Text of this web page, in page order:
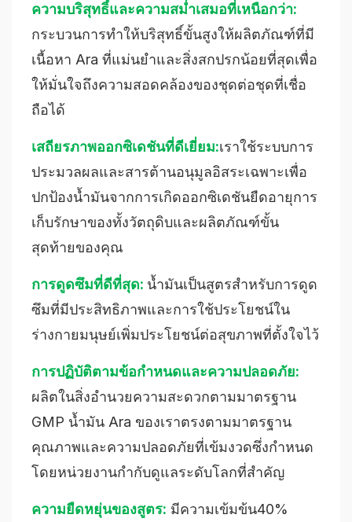
ความบริสุทธิ์และความสม่ำเสมอที่เหนือกว่า:
กระบวนการทำให้บริสุทธิ์ขั้นสูงให้ผลิตภัณฑ์ที่มี
เนื้อหา Ara ที่แม่นยำและสิ่งสกปรกน้อยที่สุดเพื่อ
ให้มั่นใจถึงความสอดคล้องของชุดต่อชุดที่เชื่อ
ถือได้
เสถียรภาพออกซิเดชันที่ดีเยี่ยม:เราใช้ระบบการ
ประมวลผลและสารต้านอนุมูลอิสระเฉพาะเพื่อ
ปกป้องน้ำมันจากการเกิดออกซิเดชันยืดอายุการ
เก็บรักษาของทั้งวัตถุดิบและผลิตภัณฑ์ขั้น
สุดท้ายของคุณ
การดูดซึมที่ดีที่สุด: น้ำมันเป็นสูตรสำหรับการดูด
ซึมที่มีประสิทธิภาพและการใช้ประโยชน์ใน
ร่างกายมนุษย์เพิ่มประโยชน์ต่อสุขภาพที่ตั้งใจไว้
การปฏิบัติตามข้อกำหนดและความปลอดภัย:
ผลิตในสิ่งอำนวยความสะดวกตามมาตรฐาน
GMP น้ำมัน Ara ของเราตรงตามมาตรฐาน
คุณภาพและความปลอดภัยที่เข้มงวดซึ่งกำหนด
โดยหน่วยงานกำกับดูแลระดับโลกที่สำคัญ
ความยืดหยุ่นของสูตร: มีความเข้มข้น40%